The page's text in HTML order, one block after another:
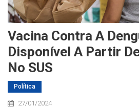
Vacina Contra A
Disponível A Partir
No SUS
Política
27/01/2024